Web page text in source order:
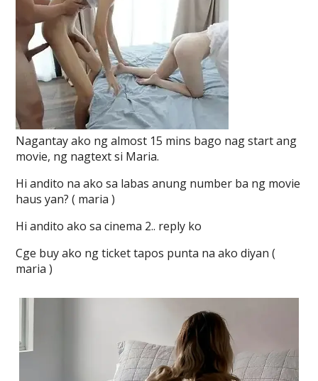
Nagantay ako ng almost 15 mins bago nag start ang
movie, ng nagtext si Maria.
Hi andito na ako sa labas anung number ba ng movie
haus yan? ( maria )
Hi andito ako sa cinema 2.. reply ko
Cge buy ako ng ticket tapos punta na ako diyan (
maria )